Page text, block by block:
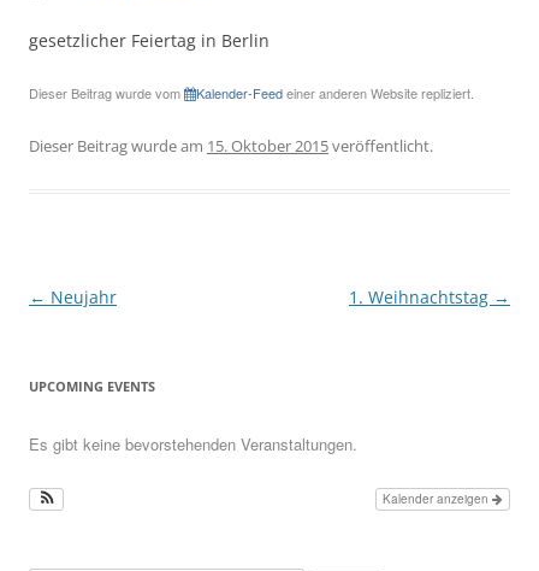
gesetzlicher Feiertag in Berlin
Dieser Beitrag wurde vom Kalender-Feedeiner anderen Website repliziert.
Dieser Beitrag wurde am 15. Oktober 2015veröffentlicht.
Beitragsnavigation
← Neujahr 1. Weihnachtstag →
UPCOMING EVENTS
Es gibt keine bevorstehenden Veranstaltungen.
Kalender anzeigen